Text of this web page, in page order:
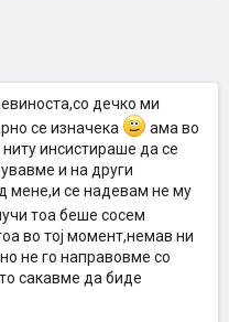
дечко ми
се изначека
ама во
инсистираше да се
и на други
мене,и се надевам не му
тоа беше сосем
во тој момент,немав ни
не го направовме со
сакавме да биде